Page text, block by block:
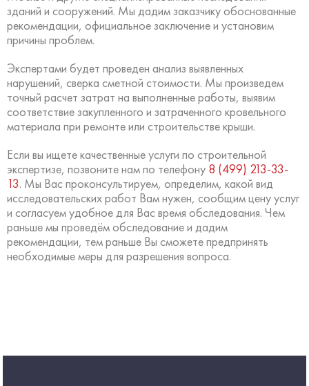
зданий и сооружений. Мы дадим заказчику обоснованные
рекомендации, официальное заключение и установим
причины проблем.
Экспертами будет проведен анализ выявленных
нарушений, сверка сметной стоимости. Мы произведем
точный расчет затрат на выполненные работы, выявим
соответствие закупленного и затраченного кровельного
материала при ремонте или строительстве крыши.
Если вы ищете качественные услуги по строительной
экспертизе, позвоните нам по телефону 8 (499) 213-33-
13. Мы Вас проконсультируем, определим, какой вид
исследовательских работ Вам нужен, сообщим цену услуг
и согласуем удобное для Вас время обследования. Чем
раньше мы проведём обследование и дадим
рекомендации, тем раньше Вы сможете предпринять
необходимые меры для разрешения вопроса.